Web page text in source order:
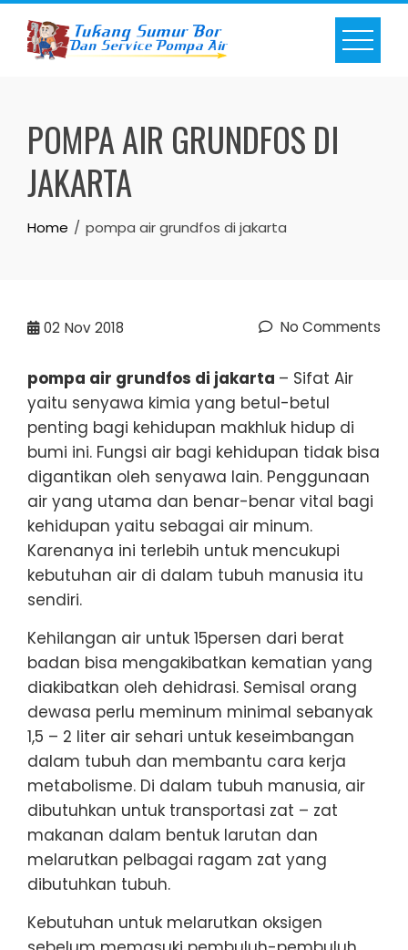
Skip
content
POMPA AIR GRUNDFOS DI
JAKARTA
Home pompa air grundfos di jakarta
02 Nov 2018 No Comments
pompa air grundfos di jakarta – Sifat Air
yaitu senyawa kimia yang betul-betul
penting bagi kehidupan makhluk hidup di
bumi ini. Fungsi air bagi kehidupan tidak bisa
digantikan oleh senyawa lain. Penggunaan
air yang utama dan benar-benar vital bagi
kehidupan yaitu sebagai air minum.
Karenanya ini terlebih untuk mencukupi
kebutuhan air di dalam tubuh manusia itu
sendiri.
Kehilangan air untuk 15persen dari berat
badan bisa mengakibatkan kematian yang
diakibatkan oleh dehidrasi. Semisal orang
dewasa perlu meminum minimal sebanyak
1,5 – 2 liter air sehari untuk keseimbangan
dalam tubuh dan membantu cara kerja
metabolisme. Di dalam tubuh manusia, air
dibutuhkan untuk transportasi zat – zat
makanan dalam bentuk larutan dan
melarutkan pelbagai ragam zat yang
dibutuhkan tubuh.
Kebutuhan untuk melarutkan oksigen